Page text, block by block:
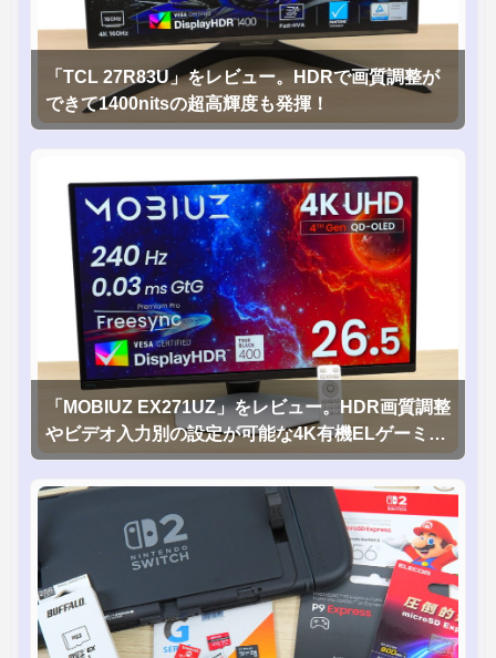
「TCL 27R83U」をレビュー。HDRで画質調整が
できて1400nitsの超高輝度も発揮！
「MOBIUZ EX271UZ」をレビュー。HDR画質調整
やビデオ入力別の設定が可能な4K有機ELゲーミン
グモニタを徹底検証